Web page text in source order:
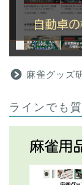
麻雀グッズ
ラインでも